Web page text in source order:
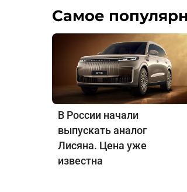
Самое
В России начали
выпускать аналог
Лисяна. Цена уже
известна